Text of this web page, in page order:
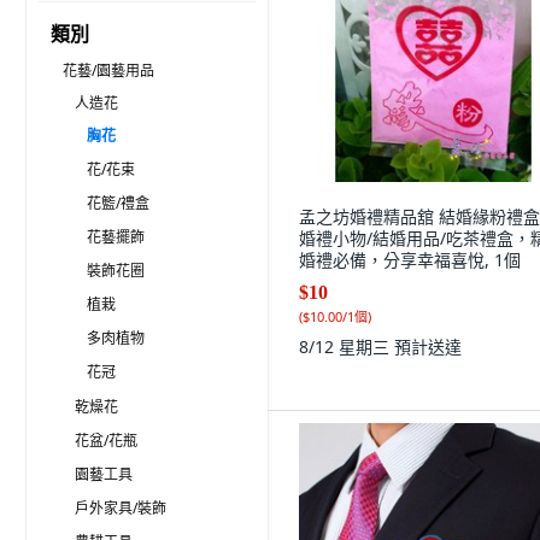
類別
花藝/園藝用品
人造花
胸花
花/花束
花籃/禮盒
花藝擺飾
裝飾花圈
植栽
多肉植物
花冠
乾燥花
花盆/花瓶
園藝工具
戶外家具/裝飾
孟之坊婚禮精品舘 結婚緣粉禮
婚禮小物/結婚用品/吃茶禮盒，
婚禮必備，分享幸福喜悅, 1個
$10
($10.00/1個)
8/12 星期三 預計送達